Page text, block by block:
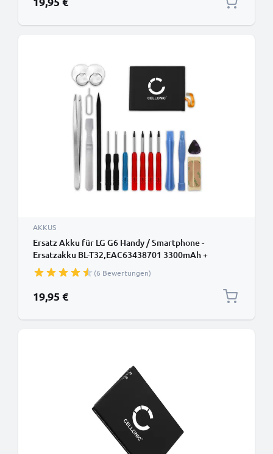
AKKUS
Ersatz Akku für LG G6 Handy / Smartphone -
Ersatzakku BL-T32,EAC63438701 3300mAh +
Werkzeug-Set, Handyakku
(6 Bewertungen)
19,95 €